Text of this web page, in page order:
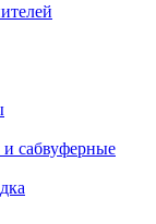
сабвуферные